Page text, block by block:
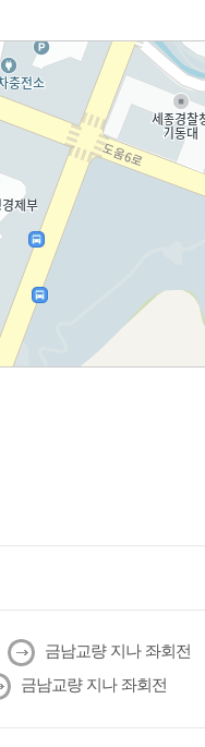
다
음
금남교량 지나 좌회전
금남교량 지나 좌회전